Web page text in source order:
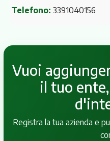
Telefono: 3391040156
Vuoi
il tuo
Registra la tua azienda e